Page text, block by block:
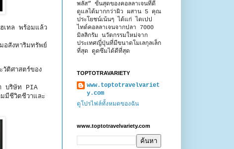
เทล พร้อมแล้ว
สังหาริมทรัพย์
ติศาสตร์ของ
า บริษัท PIA
มีชีวิตชีวาและ
พลัส” ขั้นสุดของคอลลาเจนที่ดี
ดูแลได้มากกว่าผิว ผสาน 5 คุณ
ประโยชน์เน้นๆ ได้แก่ ไดเปป
ไทด์คอลลาเจนจากปลา 7000
มิลลิกรัม นวัตกรรมใหม่จาก
ประเทศญี่ปุ่นที่มีขนาดโมเลกุลเล็ก
ที่สุด ดูดซึมได้ดีที่สุด
TOPTOTRAVARIETY
www.toptotravelvariet
y.com
ดูโปรไฟล์ทั้งหมดของฉัน
www.toptotravelvariety.com